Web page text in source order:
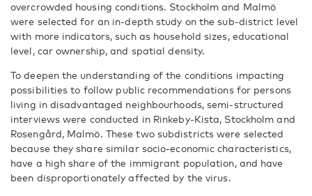
overcrowded housing conditions. Stockholm and Malmö
were selected for an in-depth study on the sub-district level
with more indicators, such as household sizes, educational
level, car ownership, and spatial density.
To deepen the understanding of the conditions impacting
possibilities to follow public recommendations for persons
living in disadvantaged neighbourhoods, semi-structured
interviews were conducted in Rinkeby-Kista, Stockholm and
Rosengård, Malmö. These two subdistricts were selected
because they share similar socio-economic characteristics,
have a high share of the immigrant population, and have
been disproportionately affected by the virus.